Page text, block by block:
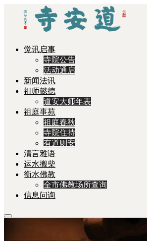
觉讯启事
寺院公告
活动通启
新闻法讯
祖师懿德
道安大师年表
祖庭事苑
祖庭春秋
寺院住持
有道则安
清言雅语
运水搬柴
衡水佛教
全市佛教场所查询
信息问询